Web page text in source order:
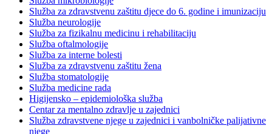
Služba za zdravstvenu zaštitu djece do 6. godine i imunizaciju
Služba neurologije
Služba za fizikalnu medicinu i rehabilitaciju
Služba oftalmologije
Služba za interne bolesti
Služba za zdravstvenu zaštitu žena
Služba stomatologije
Služba medicine rada
Higijensko – epidemiološka služba
Centar za mentalno zdravlje u zajednici
Služba zdravstvene njege u zajednici i vanbolničke palijativne
njege